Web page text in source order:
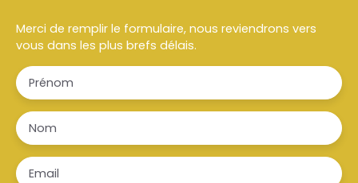
Merci de remplir le formulaire, nous reviendrons vers
vous dans les plus brefs délais.
Prénom
Nom
Email